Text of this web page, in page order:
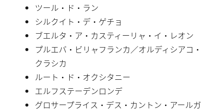
ツール・ド・ラン
シルクイト・デ・ゲチョ
ブエルタ・ア・カスティーリャ・イ・レオン
プルエバ・ビリャフランカ／オルディシアコ・
クラシカ
ルート・ド・オクシタニー
エルフステーデンロンデ
グロサープライス・デス・カントン・アールガ